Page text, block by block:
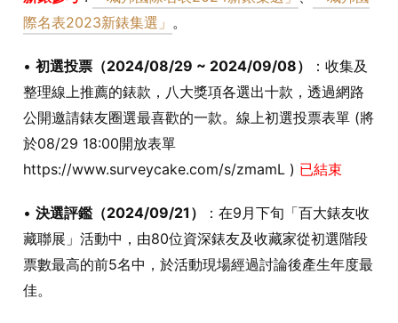
際名表2023新錶集選」 。
• 初選投票（2024/08/29 ~ 2024/09/08）
：收集及
整理線上推薦的錶款，八大獎項各選出十款，透過網路
公開邀請錶友圈選最喜歡的一款。線上初選投票表單 (將
於08/29 18:00開放表單
https://www.surveycake.com/s/zmamL ) 已結束
• 決選評鑑（2024/09/21）
：在9月下旬「百大錶友收
藏聯展」活動中，由80位資深錶友及收藏家從初選階段
票數最高的前5名中，於活動現場經過討論後產生年度最
佳。